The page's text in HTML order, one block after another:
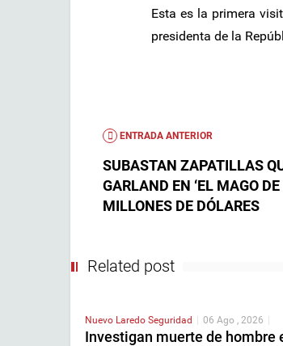
Esta es la primera
presidenta de la
ENTRADA ANTERIOR
SUBASTAN ZAPATILLAS
GARLAND EN ‘EL MAGO DE
MILLONES DE DÓLARES
Related post
Nuevo Laredo Seguridad | 06 Ago , 2026 |
Investigan muerte de hombre